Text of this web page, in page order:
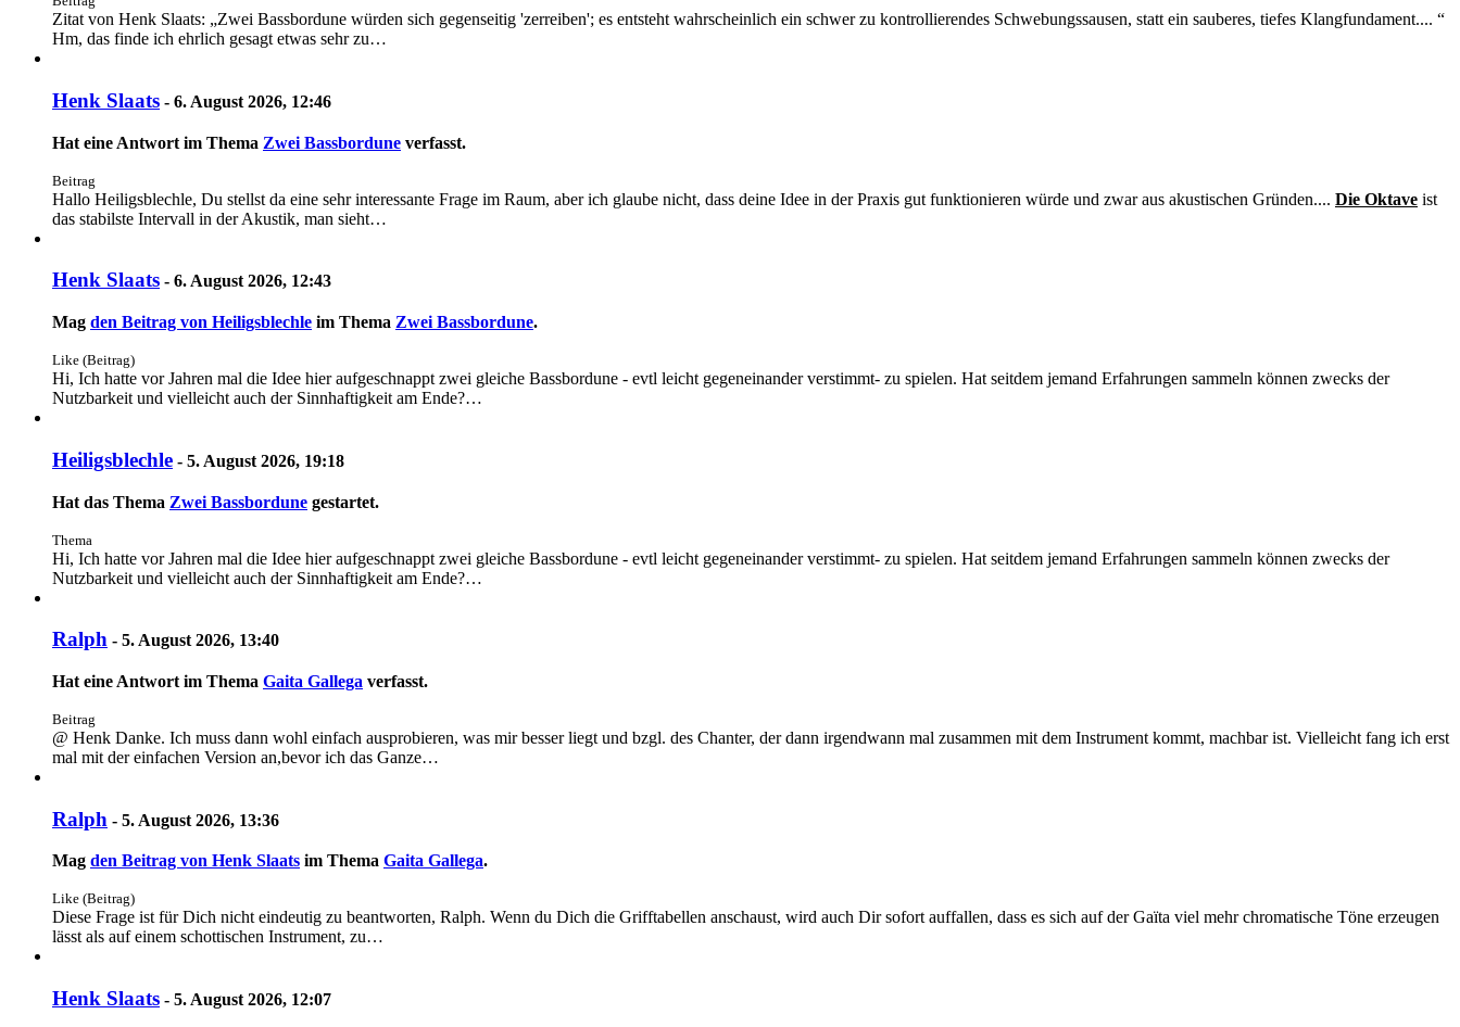
Zitat von Henk Slaats: „Zwei Bassbordune würden sich gegenseitig 'zerreiben'; es entsteht wahrscheinlich ein schwer zu kontrollierendes Schwebungssausen, statt ein sauberes, tiefes Klangfundament.... “
Hm, das finde ich ehrlich gesagt etwas sehr zu…
Henk Slaats - 6. August 2026, 12:46
Hat eine Antwort im Thema Zwei Bassbordune verfasst.
Beitrag
Hallo Heiligsblechle, Du stellst da eine sehr interessante Frage im Raum, aber ich glaube nicht, dass deine Idee in der Praxis gut funktionieren würde und zwar aus akustischen Gründen.... Die Oktave ist
das stabilste Intervall in der Akustik, man sieht…
Henk Slaats - 6. August 2026, 12:43
Mag den Beitrag von Heiligsblechle im Thema Zwei Bassbordune.
Like (Beitrag)
Hi, Ich hatte vor Jahren mal die Idee hier aufgeschnappt zwei gleiche Bassbordune - evtl leicht gegeneinander verstimmt- zu spielen. Hat seitdem jemand Erfahrungen sammeln können zwecks der
Nutzbarkeit und vielleicht auch der Sinnhaftigkeit am Ende?…
Heiligsblechle - 5. August 2026, 19:18
Hat das Thema Zwei Bassbordune gestartet.
Thema
Hi, Ich hatte vor Jahren mal die Idee hier aufgeschnappt zwei gleiche Bassbordune - evtl leicht gegeneinander verstimmt- zu spielen. Hat seitdem jemand Erfahrungen sammeln können zwecks der
Nutzbarkeit und vielleicht auch der Sinnhaftigkeit am Ende?…
Ralph - 5. August 2026, 13:40
Hat eine Antwort im Thema Gaita Gallega verfasst.
Beitrag
@ Henk Danke. Ich muss dann wohl einfach ausprobieren, was mir besser liegt und bzgl. des Chanter, der dann irgendwann mal zusammen mit dem Instrument kommt, machbar ist. Vielleicht fang ich erst
mal mit der einfachen Version an,bevor ich das Ganze…
Ralph - 5. August 2026, 13:36
Mag den Beitrag von Henk Slaats im Thema Gaita Gallega.
Like (Beitrag)
Diese Frage ist für Dich nicht eindeutig zu beantworten, Ralph. Wenn du Dich die Grifftabellen anschaust, wird auch Dir sofort auffallen, dass es sich auf der Gaïta viel mehr chromatische Töne erzeugen
lässt als auf einem schottischen Instrument, zu…
Henk Slaats - 5. August 2026, 12:07